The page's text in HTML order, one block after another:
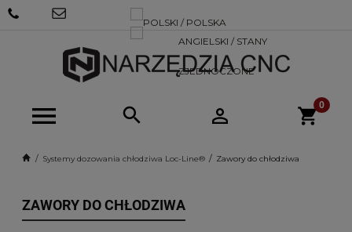
Systemy dozowania chłodziwa Loc-Line® Zawory do chłodziwa
ZAWORY DO CHŁODZIWA